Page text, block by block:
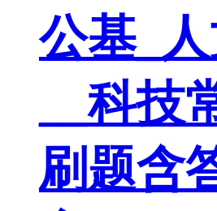
公基_
__科技
刷题含